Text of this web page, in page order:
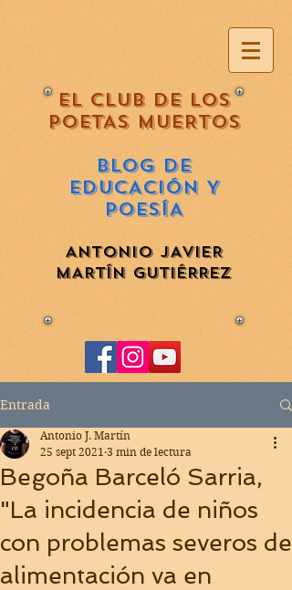
EL CLUB DE LOS
POETAS MUERTOS
BLOG DE
EDUCACIÓN Y
POESÍA
ANTONIO JAVIER
MARTÍN GUTIÉRREZ
Entrada
Begoña Barceló Sarria,
"La incidencia de niños
con problemas severos de
alimentación va en
Antonio J. Martín
25 sept 2021 3 min de lectura